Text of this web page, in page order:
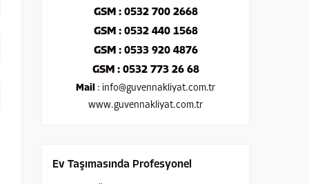
GSM : 0532 700 2668
GSM : 0532 440 1568
GSM : 0533 920 4876
GSM : 0532 773 26 68
Mail : info@guvennakliyat.com.tr
www.guvennakliyat.com.tr
Ev Taşımasında Profesyonel